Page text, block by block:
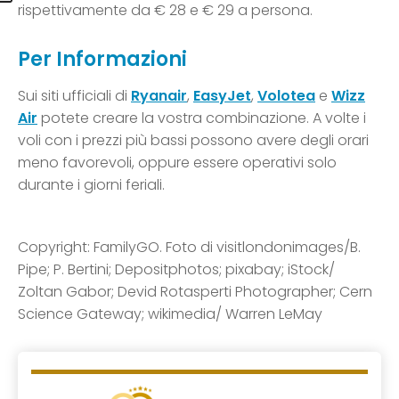
rispettivamente da € 28 e € 29 a persona.
Per Informazioni
Sui siti ufficiali di Ryanair, EasyJet, Volotea e Wizz
Air potete creare la vostra combinazione. A volte i
voli con i prezzi più bassi possono avere degli orari
meno favorevoli, oppure essere operativi solo
durante i giorni feriali.
Copyright: FamilyGO. Foto di visitlondonimages/B.
Pipe; P. Bertini; Depositphotos; pixabay; iStock/
Zoltan Gabor; Devid Rotasperti Photographer; Cern
Science Gateway; wikimedia/ Warren LeMay